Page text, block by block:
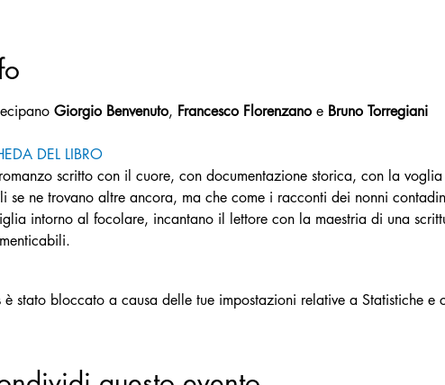
Giorgio Benvenuto, Francesco Florenzano e Bruno Torregiani
DEL LIBRO
scritto con il cuore, con documentazione storica, con la
se ne trovano altre ancora, ma che come i racconti dei nonni
intorno al focolare, incantano il lettore con la maestria di una
stato bloccato a causa delle tue impostazioni relative a Statistiche e